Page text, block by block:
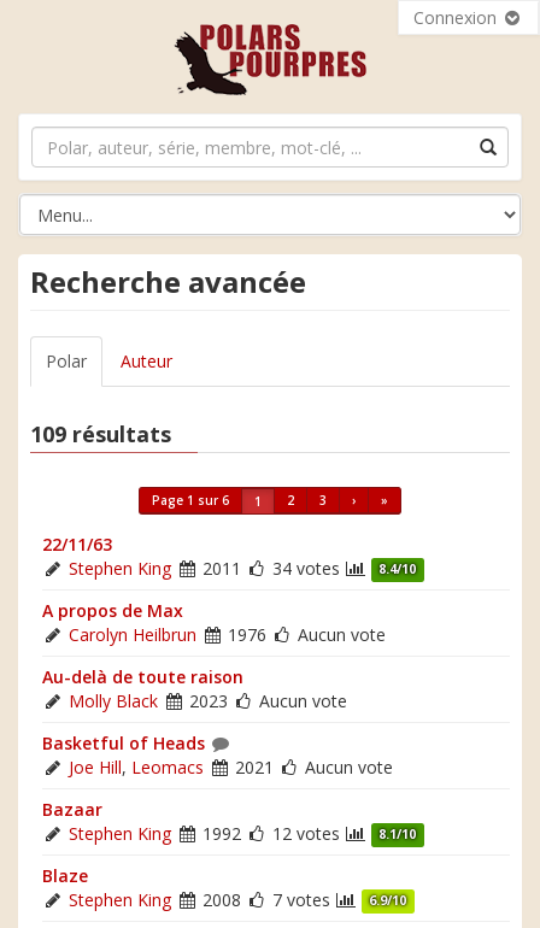
Connexion
Recherche avancée
Polar Auteur
109 résultats
Page 1 sur 6 1 2 3 › »
22/11/63
Stephen King
2011 34 votes 8.4/10
A propos de Max
Carolyn Heilbrun
1976
Aucun vote
Au-delà de toute raison
Molly Black
2023
Aucun vote
Basketful of Heads
Joe Hill, Leomacs 2021
Aucun vote
Bazaar
Stephen King
1992 12 votes 8.1/10
Blaze
Stephen King
2008 7 votes 6.9/10